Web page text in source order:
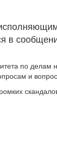
в
по
и